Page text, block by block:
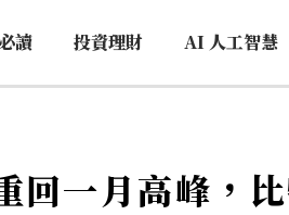
讀 投資理財 AI 人工智慧
回一月高峰，